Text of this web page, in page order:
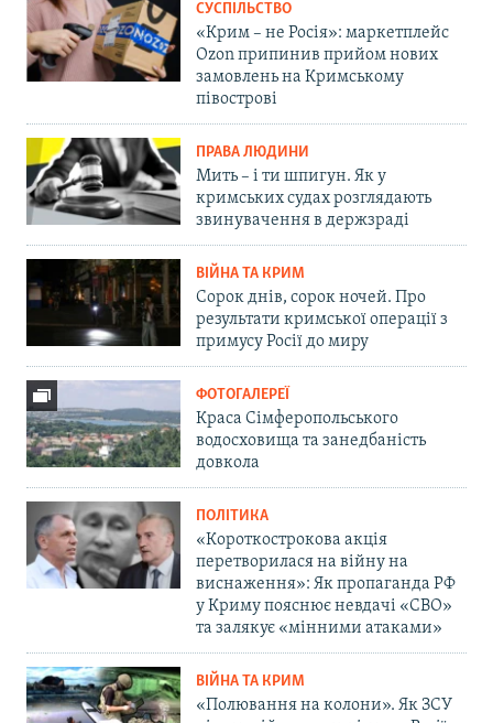
СУСПІЛЬСТВО
«Крим – не Росія»: маркетплейс
Ozon припинив прийом нових
замовлень на Кримському
півострові
ПРАВА ЛЮДИНИ
Мить – і ти шпигун. Як у
кримських судах розглядають
звинувачення в держзраді
ВІЙНА ТА КРИМ
Сорок днів, сорок ночей. Про
результати кримської операції з
примусу Росії до миру
ФОТОГАЛЕРЕЇ
Краса Сімферопольського
водосховища та занедбаність
довкола
ПОЛІТИКА
«Короткострокова акція
перетворилася на війну на
виснаження»: Як пропаганда РФ
у Криму пояснює невдачі «СВО»
та залякує «мінними атаками»
ВІЙНА ТА КРИМ
«Полювання на колони». Як ЗСУ